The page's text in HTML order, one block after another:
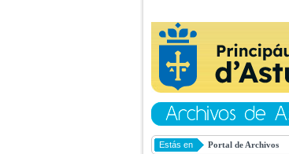
Estás en Portal de Archivos